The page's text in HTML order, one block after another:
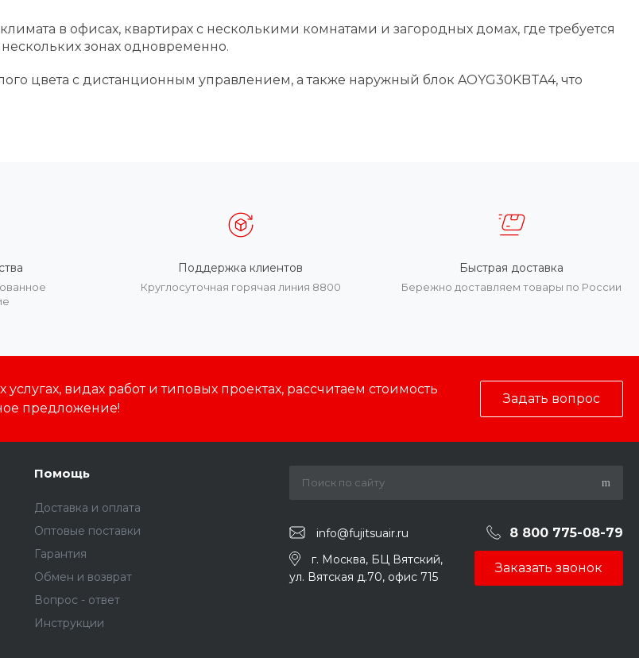
в офисах, квартирах с несколькими комнатами и загородных домах, где требуется
зонах одновременно.
цвета с дистанционным управлением, а также наружный блок AOYG30KBTA4, что
Поддержка клиентов
Круглосуточная горячая линия 8800
Быстрая доставка
Бережно доставляем товары по России
видах работ и типовых проектах, рассчитаем стоимость
предложение!
Задать вопрос
Помощь
Доставка и оплата
Оптовые поставки
Гарантия
Обмен и возврат
Вопрос - ответ
Инструкции
info@fujitsuair.ru 8 800 775-08-79
г. Москва, БЦ Вятский,
ул. Вятская д.70, офис 715
Заказать звонок